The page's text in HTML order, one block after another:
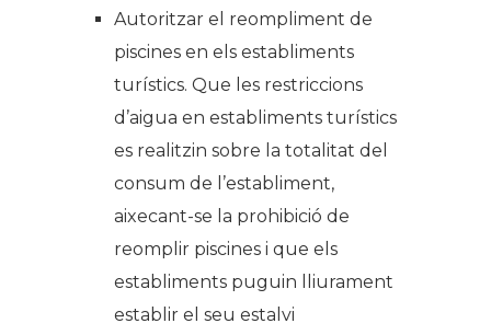
Autoritzar el reompliment de
piscines en els establiments
turístics. Que les restriccions
d’aigua en establiments turístics
es realitzin sobre la totalitat del
consum de l’establiment,
aixecant-se la prohibició de
reomplir piscines i que els
establiments puguin lliurament
establir el seu estalvi